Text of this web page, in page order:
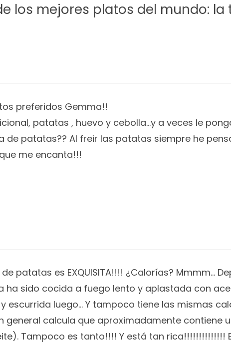
los mejores platos del mundo:
preferidos Gemma!!
patatas , huevo y cebolla…y a veces le
de patatas?? Al freir las patatas siempre he
me encanta!!!
patatas es EXQUISITA!!!! ¿Calorías? Mmmm…
ha sido cocida a fuego lento y aplastada con
escurrida luego… Y tampoco tiene las mismas
general calcula que aproximadamente contiene
Tampoco es tanto!!!! Y está tan rica!!!!!!!!!!!!!!